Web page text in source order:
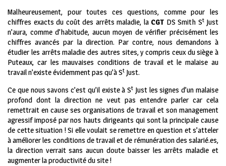
Malheureusement, pour toutes ces questions, comme pour les
chiffres exacts du coût des arrêts maladie, la CGT DS Smith StJust
n’aura, comme d’habitude, aucun moyen de vérifier précisément les
chiffres avancés par la direction. Par contre, nous demandons à
étudier les arrêts maladie des autres sites, y compris ceux du siège à
Puteaux, car les mauvaises conditions de travail et le malaise au
travail n’existe évidemment pas qu’à St Just.
Ce que nous savons c’est qu’il existe à St Just les signes d’un malaise
profond dont la direction ne veut pas entendre parler car cela
remettrait en cause ses organisations de travail et son management
agressif imposé par nos hauts dirigeants qui sont la principale cause
de cette situation ! Si elle voulait se remettre en question et s’atteler
à améliorer les conditions de travail et de rémunération des salarié.es,
la direction verrait sans aucun doute baisser les arrêts maladie et
augmenter la productivité du site !